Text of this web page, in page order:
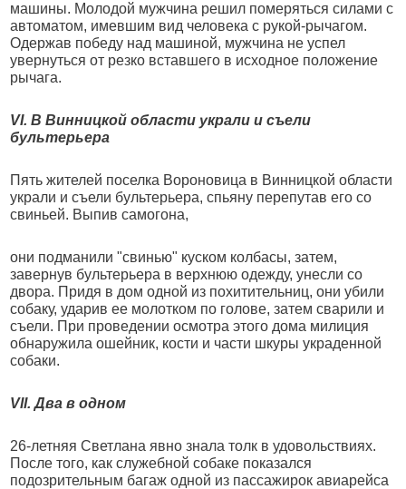
машины. Молодой мужчина решил померяться силами с
автоматом, имевшим вид человека с рукой-рычагом.
Одержав победу над машиной, мужчина не успел
увернуться от резко вставшего в исходное положение
рычага.
VI. В Винницкой области украли и съели
бультерьера
Пять жителей поселка Вороновица в Винницкой области
украли и съели бультерьера, спьяну перепутав его со
свиньей. Выпив самогона,
они подманили "свинью" куском колбасы, затем,
завернув бультерьера в верхнюю одежду, унесли со
двора. Придя в дом одной из похитительниц, они убили
собаку, ударив ее молотком по голове, затем сварили и
съели. При проведении осмотра этого дома милиция
обнаружила ошейник, кости и части шкуры украденной
собаки.
VII. Два в одном
26-летняя Светлана явно знала толк в удовольствиях.
После того, как служебной собаке показался
подозрительным багаж одной из пассажирок авиарейса